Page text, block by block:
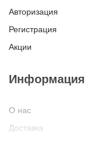
Авторизация
Регистрация
Акции
Информация
О нас
Доставка